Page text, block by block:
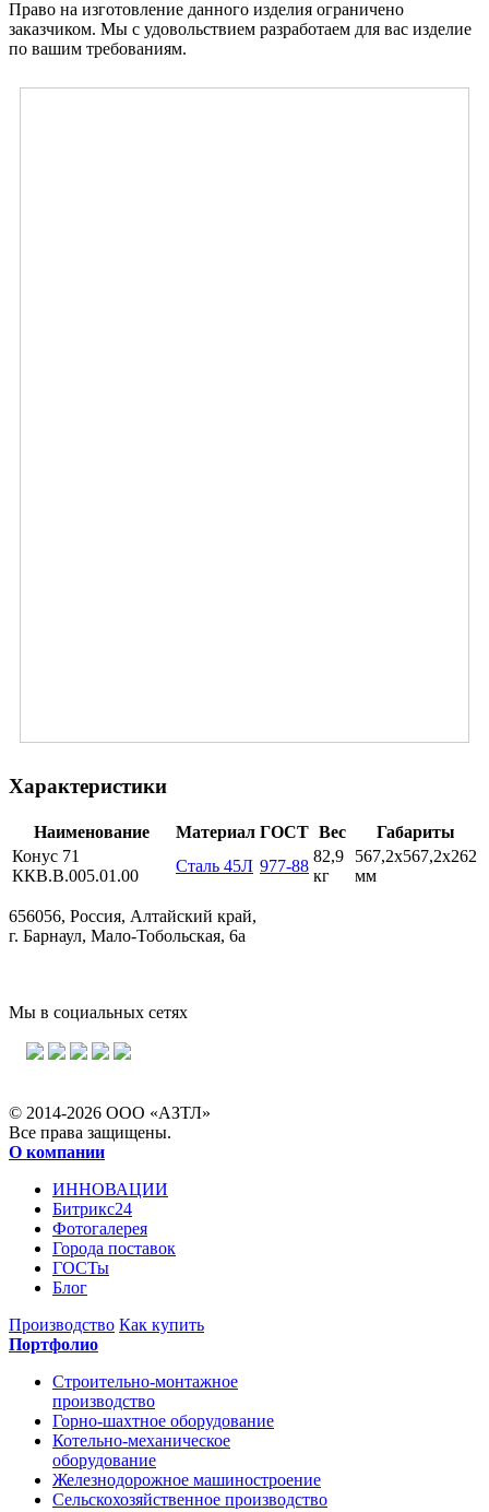
Право на изготовление данного изделия ограничено
заказчиком. Мы с удовольствием разработаем для вас изделие
по вашим требованиям.
Характеристики
Наименование Материал ГОСТ Вес
Габариты
Конус 71
ККВ.В.005.01.00
Сталь 45Л 977-88
82,9
кг
567,2х567,2х262
мм
656056, Россия, Алтайский край,
г. Барнаул, Мало-Тобольская, 6а
Мы в социальных сетях
© 2014-2026 ООО «АЗТЛ»
Все права защищены.
О компании
ИННОВАЦИИ
Битрикс24
Фотогалерея
Города поставок
ГОСТы
Блог
Производство Как купить
Портфолио
Строительно-монтажное
производство
Горно-шахтное оборудование
Котельно-механическое
оборудование
Железнодорожное машиностроение
Сельскохозяйственное производство